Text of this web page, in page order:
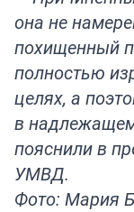
она не
похищенный
полностью
целях, а
в
пояснили в
УМВД.
Фото: Мария